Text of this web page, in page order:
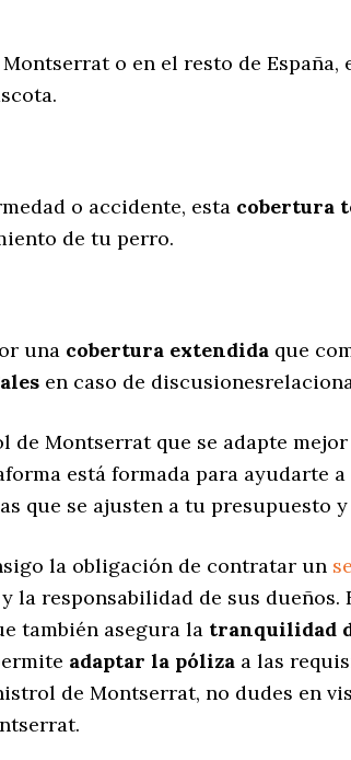
o en el resto de
o accidente, esta cobertura
de tu perro.
una cobertura extendida que
en caso de
de Montserrat que se adapte
está formada para ayudarte
que se ajusten a tu presupuesto
la obligación de contratar un
y la responsabilidad de sus
también asegura la tranquilidad
adaptar la póliza a las
de Montserrat, no dudes en